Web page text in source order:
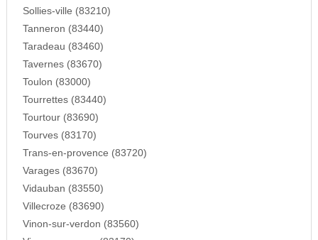
Sollies-ville (83210)
Tanneron (83440)
Taradeau (83460)
Tavernes (83670)
Toulon (83000)
Tourrettes (83440)
Tourtour (83690)
Tourves (83170)
Trans-en-provence (83720)
Varages (83670)
Vidauban (83550)
Villecroze (83690)
Vinon-sur-verdon (83560)